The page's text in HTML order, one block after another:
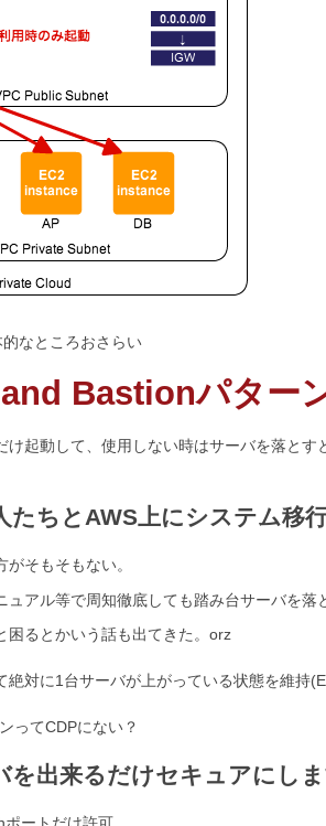
なところおさらい
Bastionパター
け起動して、使用しない時はサーバを落とす
たちとAWS上にシステム移
そもそもない。
ュアル等で周知徹底しても踏み台サーバを落
困るとかいう話も出てきた。orz
絶対に1台サーバが上がっている状態を維持
ってCDPにない？
を出来るだけセキュアにしま